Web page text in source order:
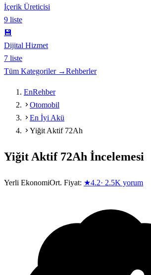
İçerik Üreticisi
9 liste
💾
Dijital Hizmet
7 liste
Tüm Kategoriler →Rehberler
EnRehber
Otomobil
En İyi Akü
Yiğit Aktif 72Ah
Yiğit Aktif 72Ah İncelemesi
Yerli EkonomiOrt. Fiyat: ★4.2· 2.5K yorum